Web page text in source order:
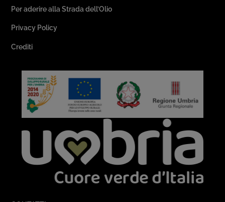
Per aderire alla Strada dell’Olio
Privacy Policy
Crediti